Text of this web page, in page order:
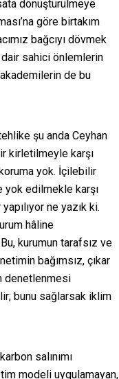
dönüştürülmeye
göre birtakım
bağcıyı dövmek
sahici önlemlerin
de bu
şu anda Ceyhan
kirletilmeyle karşı
yok. İçilebilir
yok edilmekle karşı
ne yazık ki.
hâline
kurumun tarafsız ve
bağımsız, çıkar
denetlenmesi
bunu sağlarsak iklim
salınımı
modeli uygulamayan,